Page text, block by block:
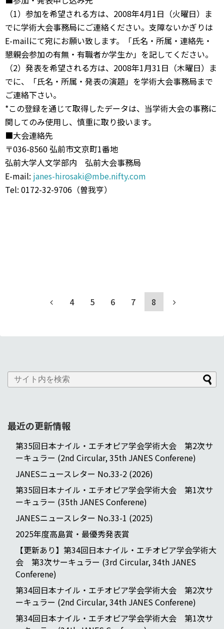
（1）参加を希望される方は、2008年4月1日（火曜日）ま
でに学術大会事務局にご連絡ください。支障ないかぎりは
E-mailにて宛にお願い致します。「氏名・所属・連絡先・
懇親会参加の有無・有職者か学生か」を記してください。
（2）発表を希望される方は、2008年1月31日（木曜日）ま
でに、「氏名・所属・発表の演題」を学術大会事務局まで
ご連絡下さい。
*この登録を通じて取得したデータは、当学術大会の事務に
関してのみ使用し、慎重に取り扱います。
■大会連絡先
〒036-8560 弘前市文京町1番地
弘前大学人文学部内 弘前大会事務局
E-mail: janes-hirosaki@mbe.nifty.com
Tel: 0172-32-9706（曽我亨）
4 5 6 7 8
最近の更新情報
第35回日本ナイル・エチオピア学会学術大会 第2次サ
ーキュラー (2nd Circular, 35th JANES Conferene)
JANESニュースレター No.33-2 (2026)
第35回日本ナイル・エチオピア学会学術大会 第1次サ
ーキュラー (35th JANES Conferene)
JANESニュースレター No.33-1 (2025)
2025年度高島賞・最優秀発表賞
【更新あり】第34回日本ナイル・エチオピア学会学術大
会 第3次サーキュラー (3rd Circular, 34th JANES
Conferene)
第34回日本ナイル・エチオピア学会学術大会 第2次サ
ーキュラー (2nd Circular, 34th JANES Conferene)
第34回日本ナイル・エチオピア学会学術大会 第1次サ